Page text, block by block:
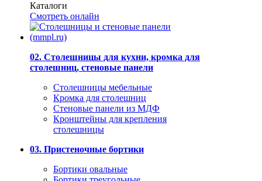
Каталоги
Смотреть онлайн
02. Столешницы для кухни, кромка для
столешниц, стеновые панели
Столешницы мебельные
Кромка для столешниц
Стеновые панели из МДФ
Кронштейны для крепления
столешницы
03. Пристеночные бортики
Бортики овальные